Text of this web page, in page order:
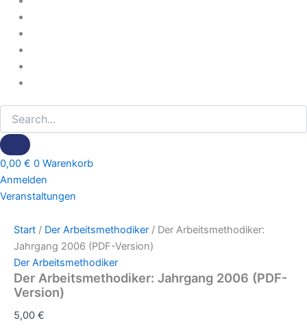
0,00 € 0 Warenkorb
Anmelden
Veranstaltungen
Start / Der Arbeitsmethodiker / Der Arbeitsmethodiker:
Jahrgang 2006 (PDF-Version)​​
Der Arbeitsmethodiker
Der Arbeitsmethodiker: Jahrgang 2006 (PDF-
Version)​​
5,00 €